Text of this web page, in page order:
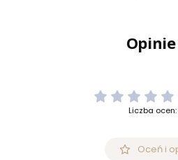
Opinie
Liczba
Oceń i